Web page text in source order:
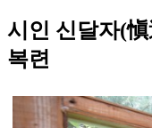
시인 신달자(愼
복련